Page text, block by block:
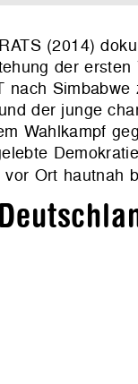
(2014)
der
nach
der junge
Wahlkampf
Ort hautnah